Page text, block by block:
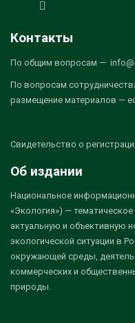
Контакты
По общим вопросам —
По вопросам
размещение материалов —
Свидетельство о
Об издании
Национальное
«Экология») —
актуальную и объективную
экологической ситуации в
окружающей среды,
коммерческих и
природы.